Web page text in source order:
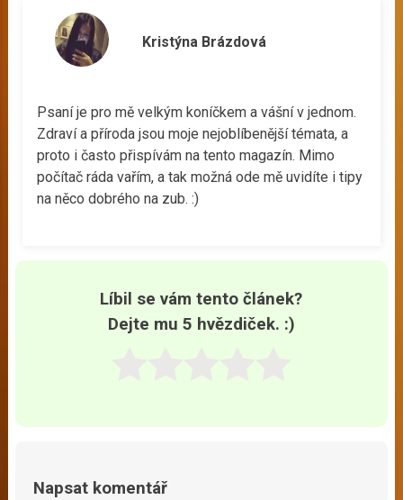
Kristýna Brázdová
Psaní je pro mě velkým koníčkem a vášní v jednom.
Zdraví a příroda jsou moje nejoblíbenější témata, a
proto i často přispívám na tento magazín. Mimo
počítač ráda vařím, a tak možná ode mě uvidíte i tipy
na něco dobrého na zub. :)
Líbil se vám tento článek?
Dejte mu 5 hvězdiček. :)
Napsat komentář